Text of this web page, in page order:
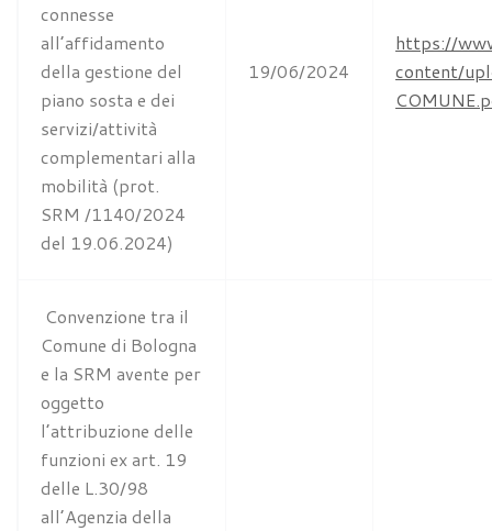
connesse
all’affidamento
della gestione del
piano sosta e dei
servizi/attività
complementari alla
mobilità (prot.
SRM /1140/2024
del 19.06.2024)
19/06/2024
https://
content/
Convenzione tra il
Comune di Bologna
e la SRM avente per
oggetto
l’attribuzione delle
funzioni ex art. 19
delle L.30/98
all’Agenzia della